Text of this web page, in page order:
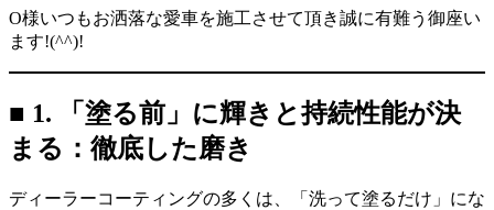
O様いつもお洒落な愛車を施工させて頂き誠に有難う御座い
ます!(^^)!
■ 1. 「塗る前」に輝きと持続性能が決
まる：徹底した磨き
ディーラーコーティングの多くは、「洗って塗るだけ」にな